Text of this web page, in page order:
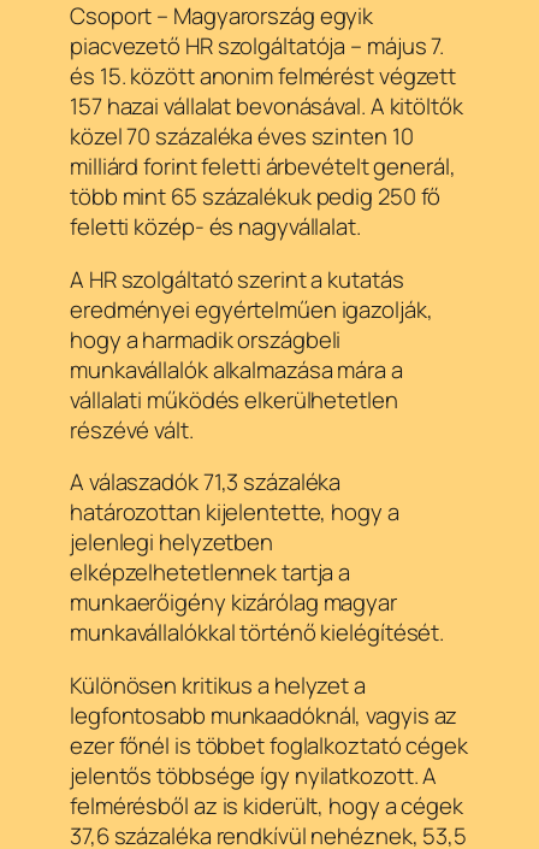
Csoport – Magyarország egyik
piacvezető HR szolgáltatója – május 7.
és 15. között anonim felmérést végzett
157 hazai vállalat bevonásával. A kitöltők
közel 70 százaléka éves szinten 10
milliárd forint feletti árbevételt generál,
több mint 65 százalékuk pedig 250 fő
feletti közép- és nagyvállalat.
A HR szolgáltató szerint a kutatás
eredményei egyértelműen igazolják,
hogy a harmadik országbeli
munkavállalók alkalmazása mára a
vállalati működés elkerülhetetlen
részévé vált.
A válaszadók 71,3 százaléka
határozottan kijelentette, hogy a
jelenlegi helyzetben
elképzelhetetlennek tartja a
munkaerőigény kizárólag magyar
munkavállalókkal történő kielégítését.
Különösen kritikus a helyzet a
legfontosabb munkaadóknál, vagyis az
ezer főnél is többet foglalkoztató cégek
jelentős többsége így nyilatkozott. A
felmérésből az is kiderült, hogy a cégek
37,6 százaléka rendkívül nehéznek, 53,5